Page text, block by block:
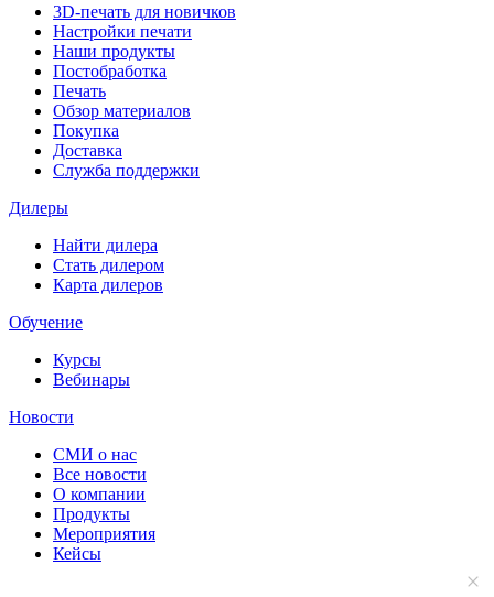
3D-печать для новичков
Настройки печати
Наши продукты
Постобработка
Печать
Обзор материалов
Покупка
Доставка
Служба поддержки
Дилеры
Найти дилера
Cтать дилером
Карта дилеров
Обучение
Курсы
Вебинары
Новости
СМИ о нас
Все новости
О компании
Продукты
Мероприятия
Кейсы